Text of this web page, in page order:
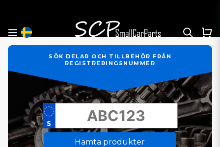
SÖK DELAR OCH TILLBEHÖR FRÅN
REGISTRERINGSNUMMER
Hämta produkter